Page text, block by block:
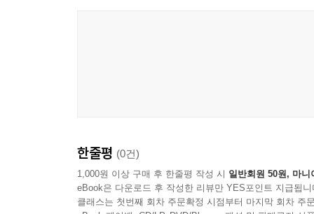
한줄평 (0건)
1,000원 이상 구매 후 한줄평 작성 시 일반회원 50원, 마니
eBook은 다운로드 후 작성한 리뷰만 YES포인트 지급됩니
클래스는 첫번째 회차 주문확정 시점부터 마지막 회차 주